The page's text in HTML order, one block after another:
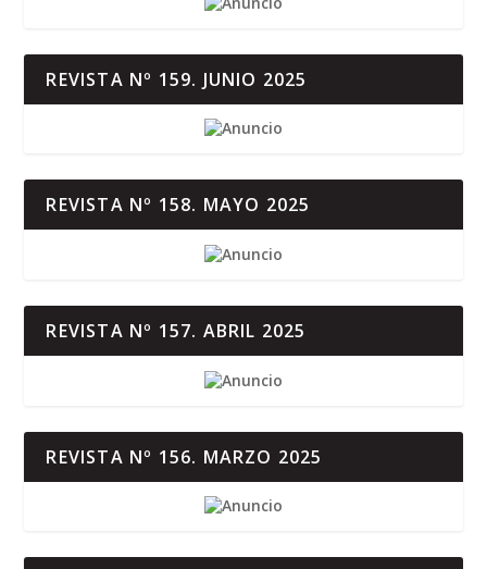
REVISTA Nº 159. JUNIO 2025
REVISTA Nº 158. MAYO 2025
REVISTA Nº 157. ABRIL 2025
REVISTA Nº 156. MARZO 2025